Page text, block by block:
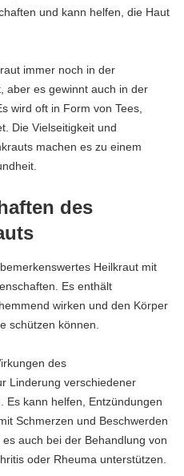
und kann helfen, die Haut
immer noch in der
aber es gewinnt auch in der
wird oft in Form von Tees,
Die Vielseitigkeit und
machen es zu einem
des
Heilkraut mit
Es enthält
wirken und den Körper
schützen können.
des
Linderung verschiedener
Es kann helfen, Entzündungen
Schmerzen und Beschwerden
auch bei der Behandlung von
oder Rheuma unterstützen.